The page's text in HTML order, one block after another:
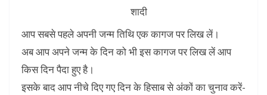
आप सबसे पहले अपनी जन्म तिथि एक कागज पर लिख लें।
अब आप अपने जन्म के दिन को भी इस कागज पर लिख लें आप
किस दिन पैदा हुए है।
इसके बाद आप नीचे दिए गए दिन के हिसाब से अंकों का चुनाव करें-